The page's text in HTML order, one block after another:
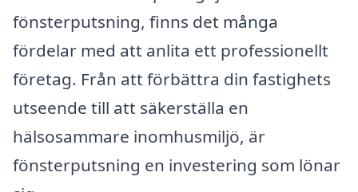
fönsterputsning, finns det många
fördelar med att anlita ett professionellt
företag. Från att förbättra din fastighets
utseende till att säkerställa en
hälsosammare inomhusmiljö, är
fönsterputsning en investering som lönar